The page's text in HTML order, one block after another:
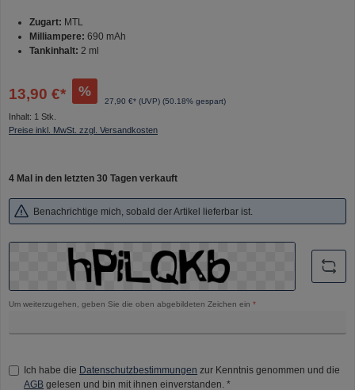
Zugart: MTL
Milliampere: 690 mAh
Tankinhalt: 2 ml
13,90 €* %
27,90 €* (UVP) (50.18% gespart)
Inhalt: 1 Stk.
Preise inkl. MwSt. zzgl. Versandkosten
4 Mal in den letzten 30 Tagen verkauft
Benachrichtige mich, sobald der Artikel lieferbar ist.
Um weiterzugehen, geben Sie die oben abgebildeten Zeichen ein *
Ich habe die Datenschutzbestimmungen zur Kenntnis genommen und die
AGB gelesen und bin mit ihnen einverstanden. *